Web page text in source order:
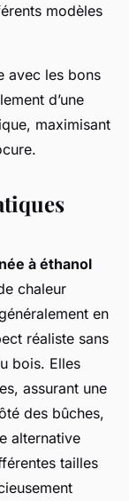
modèles
avec les bons
d’une
maximisant
à éthanol
chaleur
en
réaliste sans
bois. Elles
assurant une
des bûches,
alternative
tailles